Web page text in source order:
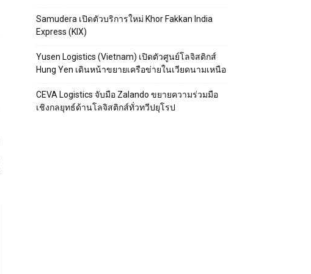
Samudera เปิดตัวบริการใหม่ Khor Fakkan India
Express (KIX)
Yusen Logistics (Vietnam) เปิดตัวศูนย์โลจิสติกส์
Hung Yen เดินหน้าขยายเครือข่ายในเวียดนามเหนือ
CEVA Logistics จับมือ Zalando ขยายความร่วมมือ
เชิงกลยุทธ์ด้านโลจิสติกส์ทั่วทวีปยุโรป